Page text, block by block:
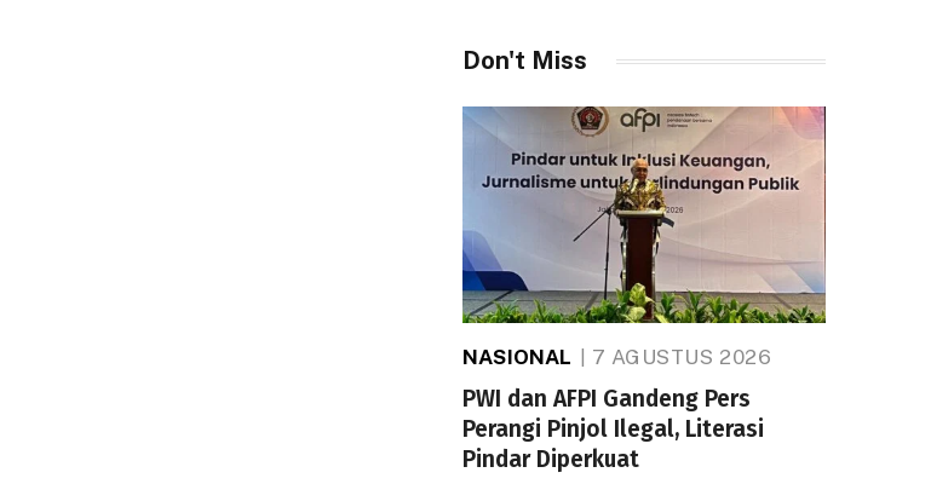
Don't Miss
NASIONAL 7 AGUSTUS 2026
PWI dan AFPI Gandeng Pers
Perangi Pinjol Ilegal, Literasi
Pindar Diperkuat